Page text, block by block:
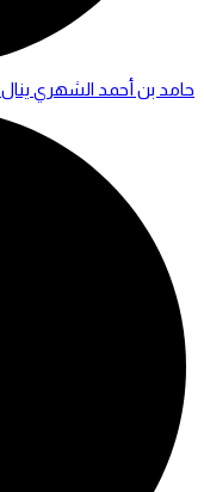
حامد بن أحمد الشهري ينال